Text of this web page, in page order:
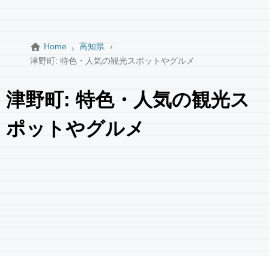
Home
高知県
津野町: 特色・人気の観光スポットやグルメ
津野町: 特色・人気の観光ス
ポットやグルメ